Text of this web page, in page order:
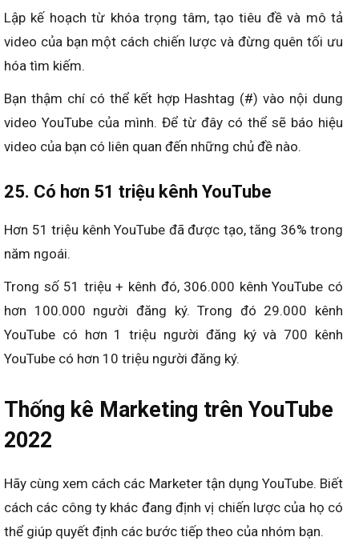
Lập kế hoạch từ khóa trọng tâm, tạo tiêu đề và mô tả
video của bạn một cách chiến lược và đừng quên tối ưu
hóa tìm kiếm.
Bạn thậm chí có thể kết hợp Hashtag (#) vào nội dung
video YouTube của mình. Để từ đây có thể sẽ báo hiệu
video của bạn có liên quan đến những chủ đề nào.
25. Có hơn 51 triệu kênh YouTube
Hơn 51 triệu kênh YouTube đã được tạo, tăng 36% trong
năm ngoái.
Trong số 51 triệu + kênh đó, 306.000 kênh YouTube có
hơn 100.000 người đăng ký. Trong đó 29.000 kênh
YouTube có hơn 1 triệu người đăng ký và 700 kênh
YouTube có hơn 10 triệu người đăng ký.
Thống kê Marketing trên YouTube
2022
Hãy cùng xem cách các Marketer tận dụng YouTube. Biết
cách các công ty khác đang định vị chiến lược của họ có
thể giúp quyết định các bước tiếp theo của nhóm bạn.